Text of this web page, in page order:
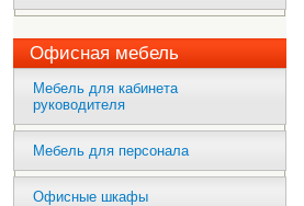
Офисная мебель
Мебель для кабинета
руководителя
Мебель для персонала
Офисные шкафы